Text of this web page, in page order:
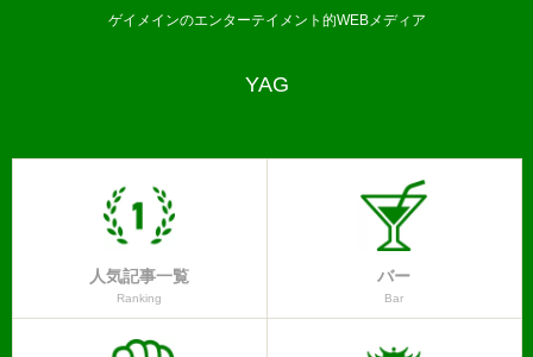
ゲイメインのエンターテイメント的WEBメディア
YAG
人気記事一覧
Ranking
バー
Bar